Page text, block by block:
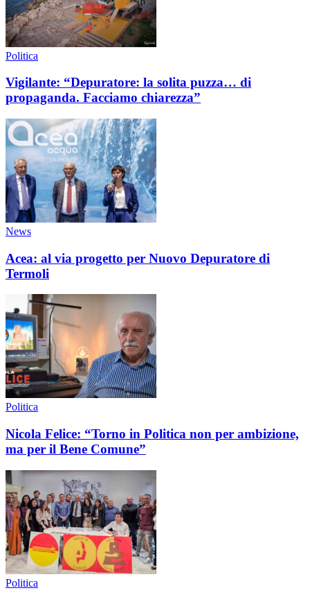
Politica
Vigilante: “Depuratore: la solita puzza… di
propaganda. Facciamo chiarezza”
News
Acea: al via progetto per Nuovo Depuratore di
Termoli
Politica
Nicola Felice: “Torno in Politica non per ambizione,
ma per il Bene Comune”
Politica